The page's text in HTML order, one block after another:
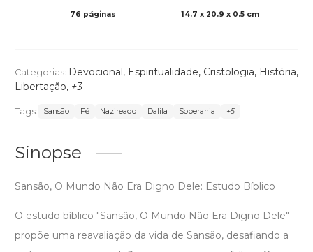
76 páginas 14.7 x 20.9 x 0.5 cm
Categorias: Devocional, Espiritualidade, Cristologia, História,
Libertação, +3
Tags: Sansão Fé Nazireado Dalila Soberania +5
Sinopse
Sansão, O Mundo Não Era Digno Dele: Estudo Bíblico
O estudo bíblico "Sansão, O Mundo Não Era Digno Dele"
propõe uma reavaliação da vida de Sansão, desafiando a